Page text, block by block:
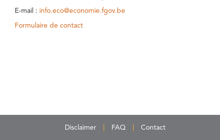
E-mail : info.eco@economie.fgov.be
Formulaire de contact
Disclaimer FAQ Contact